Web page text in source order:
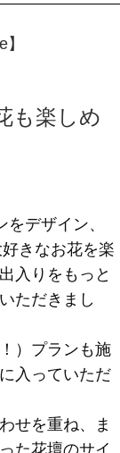
も楽しめ
デザイン、
きなお花を楽
入りをもっと
ただきまし
）プランも施
入っていただ
せを重ね、ま
た花壇のサイ